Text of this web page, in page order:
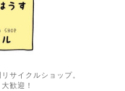
サイクルショップ。
歓迎！